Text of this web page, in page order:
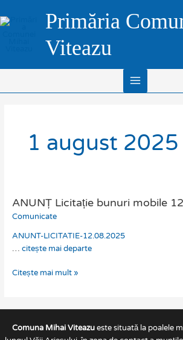
to
Primăria
Viteazu
Menu
1 august 2025
ANUNȚ Licitație bunuri mobile
Comunicate
ANUNT-LICITATIE-12.08.2025
… citește mai departe
ANUNȚ
Licitație
mobile
12.08.2025
Citește mai mult »
Comuna Mihai Viteazueste situată la poalele